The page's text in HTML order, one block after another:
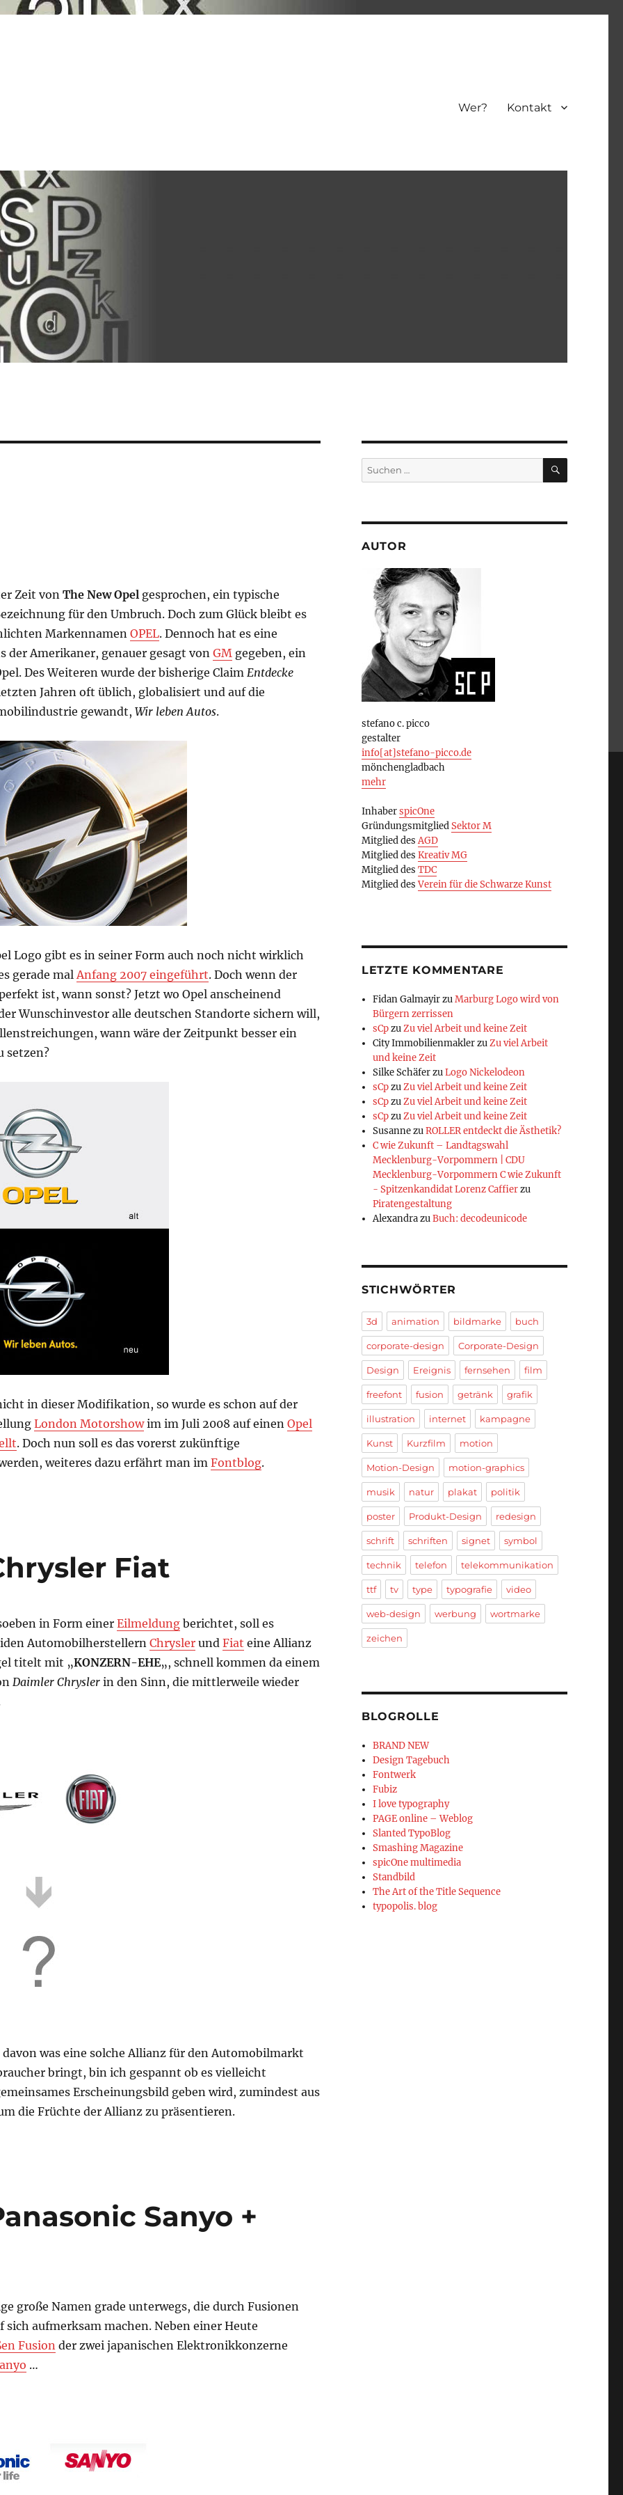
Wer? Kontakt
Zeit vonThe New Opelgesprochen, ein typische
für den Umbruch. Doch zum Glück bleibt es
Markennamen OPEL. Dennoch hat es eine
der Amerikaner, genauer gesagt von GMgegeben, ein
Des Weiteren wurde der bisherige Claim Entdecke
Jahren oft üblich, globalisiert und auf die
gewandt, Wir leben Autos.
Logo gibt es in seiner Form auch noch nicht wirklich
gerade malAnfang 2007 eingeführt. Doch wenn der
ist, wann sonst? Jetzt wo Opel anscheinend
Wunschinvestor alle deutschen Standorte sichern will,
wann wäre der Zeitpunkt besser ein
setzen?
in dieser Modifikation, so wurde es schon auf der
London Motorshowim im Juli 2008 auf einen Opel
. Doch nun soll es das vorerst zukünftige
weiteres dazu erfährt man im Fontblog.
Fiat
in Form einerEilmeldungberichtet, soll es
Automobilherstellern Chryslerund Fiat eine Allianz
titelt mit „KONZERN-EHE„, schnell kommen da einem
Daimler Chryslerin den Sinn, die mittlerweile wieder
davon was eine solche Allianz für den Automobilmarkt
bringt, bin ich gespannt ob es vielleicht
Erscheinungsbild geben wird, zumindest aus
die Früchte der Allianz zu präsentieren.
Sanyo +
große Namen grade unterwegs, die durch Fusionen
sich aufmerksam machen. Neben einer Heute
Fusionder zwei japanischen Elektronikkonzerne
…
Suchen
nach:
SUCHEN
AUTOR
stefano c. picco
gestalter
info[at]stefano-picco.de
mönchengladbach
mehr
InhaberspicOne
GründungsmitgliedSektor M
Mitglied desAGD
Mitglied des Kreativ MG
Mitglied des TDC
Mitglied desVerein für die Schwarze Kunst
LETZTE KOMMENTARE
Fidan GalmayirzuMarburg Logo wird von
Bürgern zerrissen
sCpzuZu viel Arbeit und keine Zeit
City ImmobilienmaklerzuZu viel Arbeit
und keine Zeit
Silke SchäferzuLogo Nickelodeon
sCpzuZu viel Arbeit und keine Zeit
sCpzuZu viel Arbeit und keine Zeit
sCpzuZu viel Arbeit und keine Zeit
SusannezuROLLER entdeckt die Ästhetik?
C wie Zukunft – Landtagswahl
Mecklenburg-Vorpommern | CDU
Mecklenburg-Vorpommern C wie Zukunft
- Spitzenkandidat Lorenz Caffierzu
Piratengestaltung
AlexandrazuBuch: decodeunicode
STICHWÖRTER
3d animation bildmarke buch
corporate-design Corporate-Design
Design Ereignis fernsehen film
freefont fusion getränk grafik
illustration internet kampagne
Kunst Kurzfilm motion
Motion-Design motion-graphics
musik natur plakat politik
poster Produkt-Design redesign
schrift schriften signet symbol
technik telefon telekommunikation
ttf tv type typografie video
web-design werbung wortmarke
zeichen
BLOGROLLE
BRAND NEW
Design Tagebuch
Fontwerk
Fubiz
I love typography
PAGE online – Weblog
Slanted TypoBlog
Smashing Magazine
spicOne multimedia
Standbild
The Art of the Title Sequence
typopolis. blog